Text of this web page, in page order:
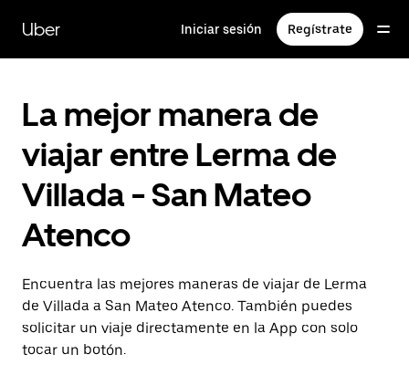
contenido
principal
Uber Iniciar sesión Regístrate
La mejor manera de
viajar entre Lerma de
Villada - San Mateo
Atenco
Encuentra las mejores maneras de viajar de Lerma
de Villada a San Mateo Atenco. También puedes
solicitar un viaje directamente en la App con solo
tocar un botón.